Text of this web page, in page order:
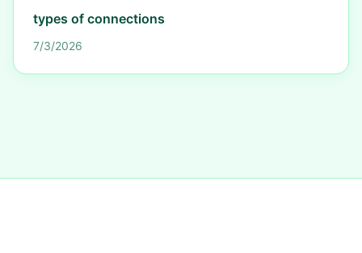
types of connections
7/3/2026